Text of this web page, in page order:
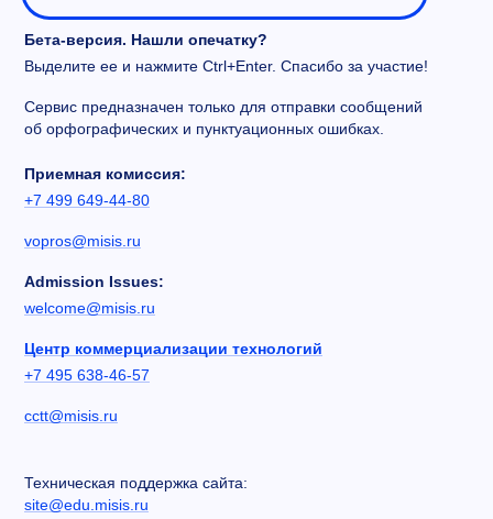
Бета-версия. Нашли опечатку?
Выделите ее и нажмите Ctrl+Enter. Спасибо за участие!
Сервис предназначен только для отправки сообщений
об орфографических и пунктуационных ошибках.
Приемная комиссия:
+7 499 649-44-80
vopros@misis.ru
Admission Issues:
welcome@misis.ru
Центр коммерциализации технологий
+7 495 638-46-57
cctt@misis.ru
Техническая поддержка сайта:
site@edu.misis.ru